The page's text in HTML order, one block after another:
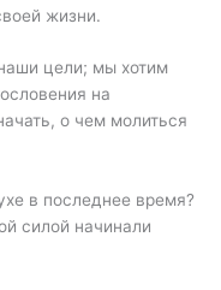
жизни.
цели; мы хотим
на
о чем молиться
в последнее время?
силой начинали